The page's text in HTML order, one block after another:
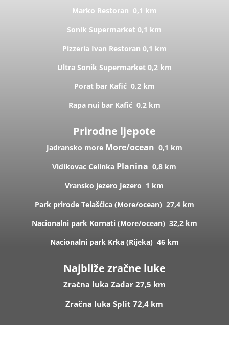
Marko Restoran 0,1 km
Sonik Supermarket0,1 km
Pizzeria Ivan Restoran 0,1 km
Ultra Sonik Supermarket 0,2 km
Porat bar Kafić 0,2 km
Rapa nui bar Kafić 0,2 km
Prirodne ljepote
Jadransko more More/ocean 0,1 km
Vidikovac Celinka Planina0,8 km
Vransko jezero Jezero 1 km
Park prirode Telašćica (More/ocean) 27,4 km
Nacionalni park Kornati (More/ocean) 32,2 km
Nacionalni park Krka (Rijeka) 46 km
Najbliže zračne luke
Zračna luka Zadar 27,5 km
Zračna luka Split 72,4 km